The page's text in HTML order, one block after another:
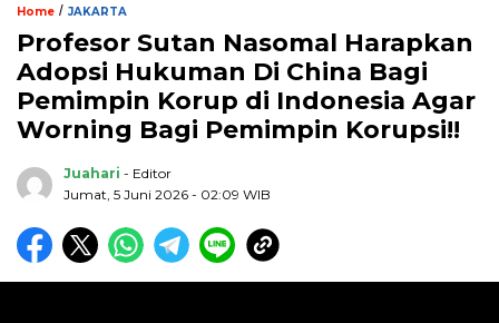
Home / JAKARTA
Profesor Sutan Nasomal Harapkan
Adopsi Hukuman Di China Bagi
Pemimpin Korup di Indonesia Agar
Worning Bagi Pemimpin Korupsi!!
Juahari - Editor
Jumat, 5 Juni 2026 - 02:09 WIB